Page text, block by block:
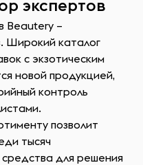
экспертов
Beautery –
Широкий каталог
с экзотическим
новой продукцией,
контроль
позволит
тысяч
для решения